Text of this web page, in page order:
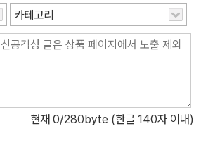
카테고리
현재 0/280byte (한글 140자 이내)